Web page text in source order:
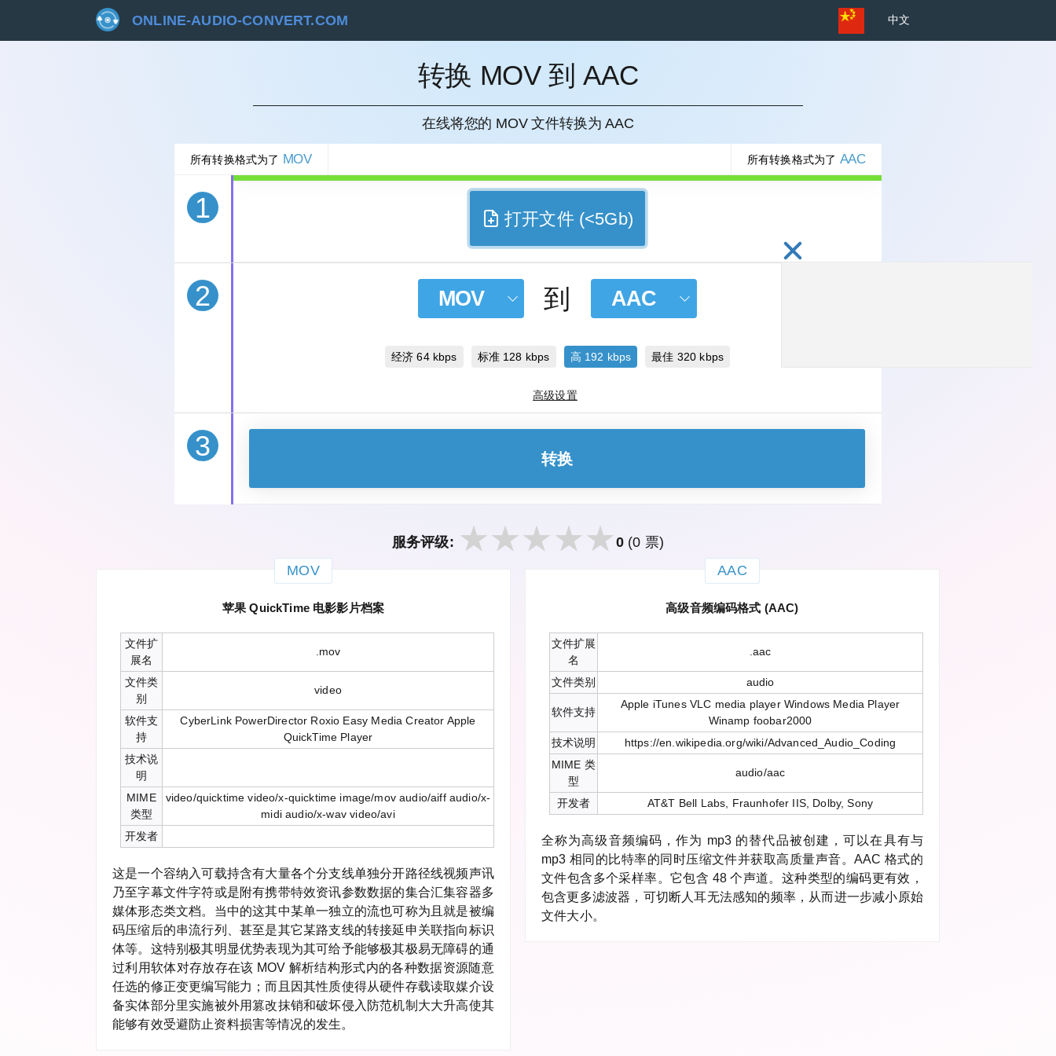
ONLINE-AUDIO-CONVERT.COM 中文
转换 MOV 到 AAC
在线将您的 MOV 文件转换为 AAC
所有转换格式为了 MOV 所有转换格式为了 AAC
1
取消
打开文件 (<5Gb)
2 MOV 到 AAC
经济 64 kbps 标准 128 kbps 高 192 kbps 最佳 320 kbps
高级设置
3 转换
服务评级: 0 (0 票)
MOV
苹果 QuickTime 电影影片档案
文件扩
展名
.mov
文件类
别
video
软件支
持
CyberLink PowerDirector Roxio Easy Media Creator Apple
QuickTime Player
技术说
明
MIME
类型
video/quicktime video/x-quicktime image/mov audio/aiff audio/x-
midi audio/x-wav video/avi
开发者
这是一个容纳入可载持含有大量各个分支线单独分开路径线视频声讯
乃至字幕文件字符或是附有携带特效资讯参数数据的集合汇集容器多
媒体形态类文档。当中的这其中某单一独立的流也可称为且就是被编
码压缩后的串流行列、甚至是其它某路支线的转接延申关联指向标识
体等。这特别极其明显优势表现为其可给予能够极其极易无障碍的通
过利用软体对存放存在该 MOV 解析结构形式内的各种数据资源随意
任选的修正变更编写能力；而且因其性质使得从硬件存载读取媒介设
备实体部分里实施被外用篡改抹销和破坏侵入防范机制大大升高使其
能够有效受避防止资料损害等情况的发生。
AAC
高级音频编码格式 (AAC)
文件扩展
名
.aac
文件类别 audio
软件支持
Apple iTunes VLC media player Windows Media Player
Winamp foobar2000
技术说明
https://en.wikipedia.org/wiki/Advanced_Audio_Coding
MIME 类
型
audio/aac
开发者 AT&T Bell Labs, Fraunhofer IIS, Dolby, Sony
全称为高级音频编码，作为 mp3 的替代品被创建，可以在具有与
mp3 相同的比特率的同时压缩文件并获取高质量声音。AAC 格式的
文件包含多个采样率。它包含 48 个声道。这种类型的编码更有效，
包含更多滤波器，可切断人耳无法感知的频率，从而进一步减小原始
文件大小。